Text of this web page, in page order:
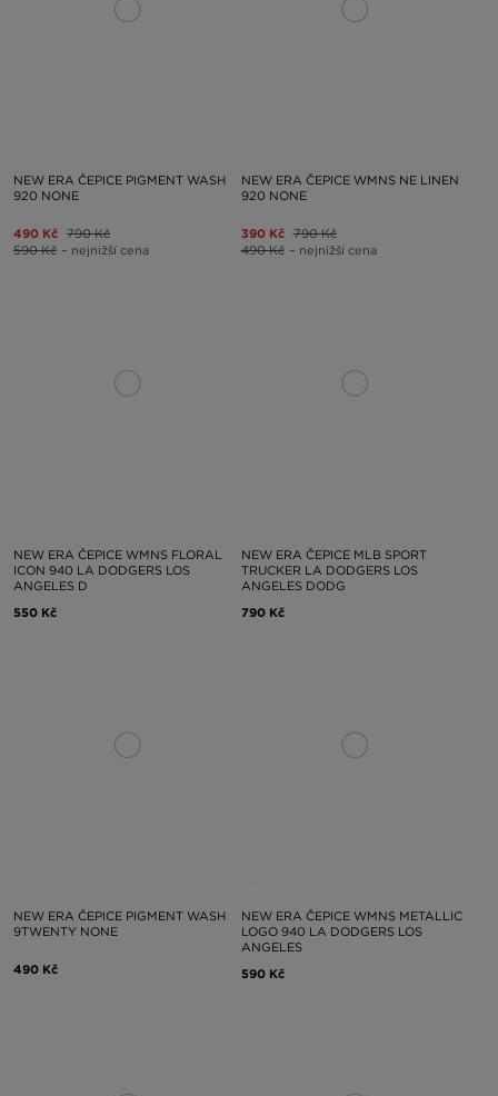
NEW ERA ČEPICE PIGMENT WASH
920 NONE
490 Kč 790 Kč
590 Kč – nejnižší cena
NEW ERA ČEPICE WMNS NE LINEN
920 NONE
390 Kč 790 Kč
490 Kč – nejnižší cena
NEW ERA ČEPICE WMNS FLORAL
ICON 940 LA DODGERS LOS
ANGELES D
550 Kč
NEW ERA ČEPICE MLB SPORT
TRUCKER LA DODGERS LOS
ANGELES DODG
790 Kč
NEW ERA ČEPICE PIGMENT WASH
9TWENTY NONE
490 Kč
NEW ERA ČEPICE WMNS METALLIC
LOGO 940 LA DODGERS LOS
ANGELES
590 Kč